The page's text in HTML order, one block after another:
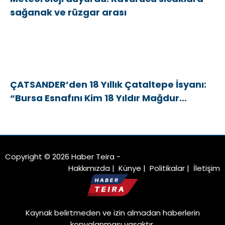
sağanak ve rüzgar arası
ÇATSANDER’den 18 Yıllık Çataltepe İsyanı:
“Bursa Esnafını Kim 18 Yıldır Mağdur
Copyright © 2026 Haber Teira -
Hakkımızda | Künye | Politikalar | İletişim
Kaynak belirtmeden ve izin almadan haberlerin